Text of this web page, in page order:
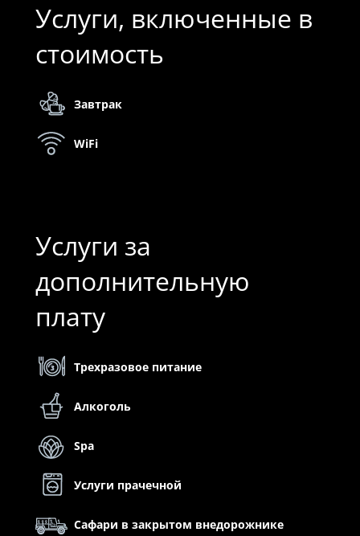
Услуги, включенные в
стоимость
Завтрак
WiFi
Услуги за
дополнительную
плату
Трехразовое питание
Алкоголь
Spa
Услуги прачечной
Сафари в закрытом внедорожнике